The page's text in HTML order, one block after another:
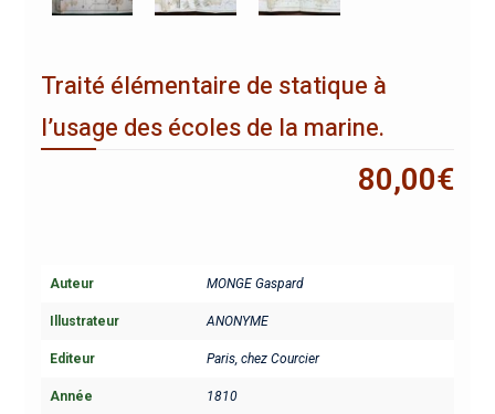
Traité élémentaire de statique à
l’usage des écoles de la marine.
80,00€
Auteur MONGE Gaspard
Illustrateur ANONYME
Editeur Paris, chez Courcier
Année 1810